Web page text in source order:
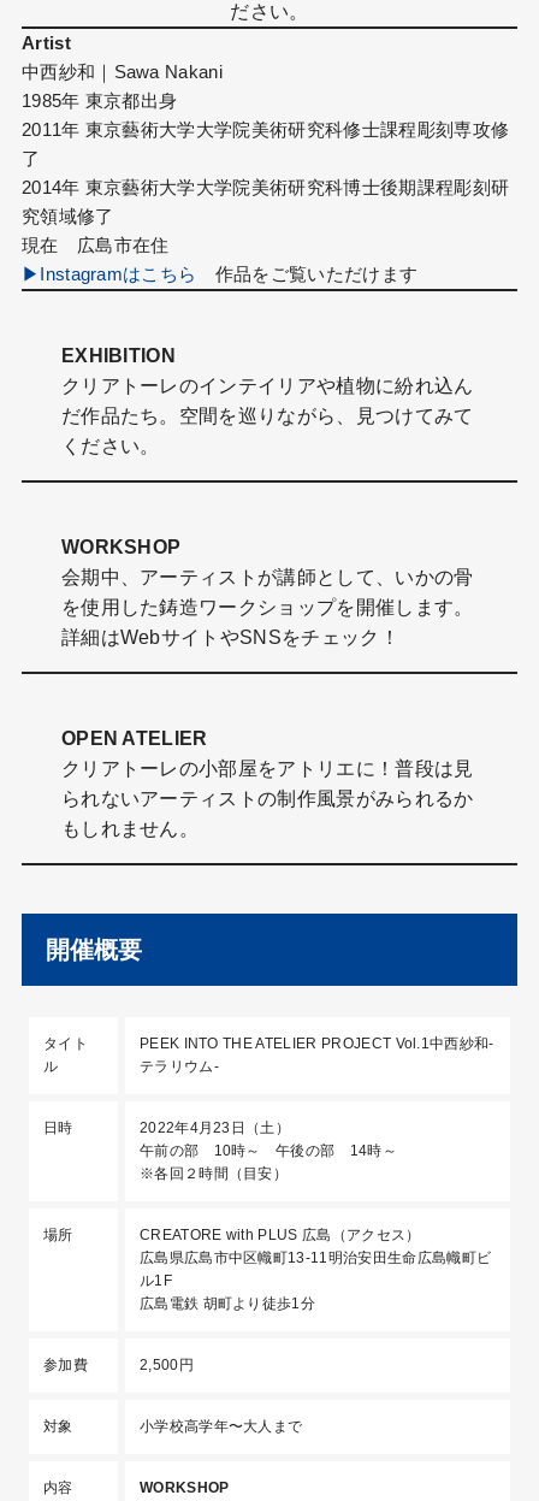
ださい。
Artist
中西紗和｜Sawa Nakani
1985年 東京都出身
2011年 東京藝術大学大学院美術研究科修士課程彫刻専攻修
了
2014年 東京藝術大学大学院美術研究科博士後期課程彫刻研
究領域修了
現在 広島市在住
▶︎Instagramはこちら
作品をご覧いただけます
EXHIBITION
クリアトーレのインテイリアや植物に紛れ込ん
だ作品たち。空間を巡りながら、見つけてみて
ください。
WORKSHOP
会期中、アーティストが講師として、いかの骨
を使用した鋳造ワークショップを開催します。
詳細はWebサイトやSNSをチェック！
OPEN ATELIER
クリアトーレの小部屋をアトリエに！普段は見
られないアーティストの制作風景がみられるか
もしれません。
開催概要
タイト
ル
PEEK INTO THE ATELIER PROJECT Vol.1中西紗和-
テラリウム-
日時
2022年4月23日（土）
午前の部 10時～ 午後の部 14時～
※各回２時間（目安）
場所 CREATORE with PLUS 広島（ アクセス ）
広島県広島市中区幟町13-11明治安田生命広島幟町ビ
ル1F
広島電鉄 胡町より徒歩1分
参加費 2,500円
対象 小学校高学年〜大人まで
内容 WORKSHOP